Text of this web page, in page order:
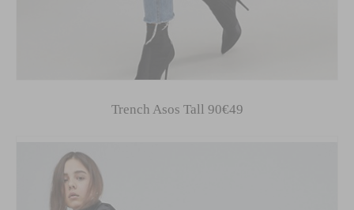
Trench Asos Tall 90€49
MODE, BEAUTÉ, DÉCO,